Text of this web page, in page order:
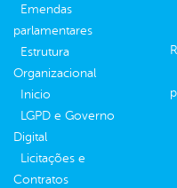
Emendas
parlamentares
Estrutura
Organizacional
Inicio
LGPD e Governo
Digital
Licitações e
Contratos